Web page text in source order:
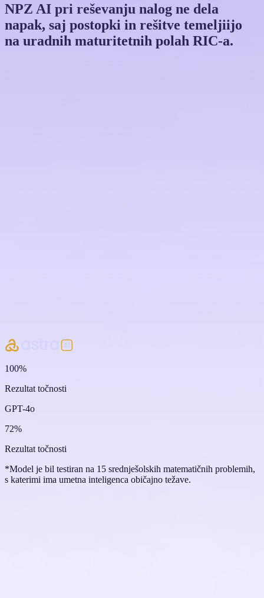
NPZ AI pri reševanju nalog ne dela
napak, saj postopki in rešitve temeljiijo
na uradnih maturitetnih polah RIC-a.
100%
Rezultat točnosti
GPT-4o
72%
Rezultat točnosti
*Model je bil testiran na 15 srednješolskih matematičnih problemih,
s katerimi ima umetna inteligenca običajno težave.